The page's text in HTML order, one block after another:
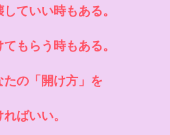
ていい時もある。
もらう時もある。
たの「開け方」を
ばいい。